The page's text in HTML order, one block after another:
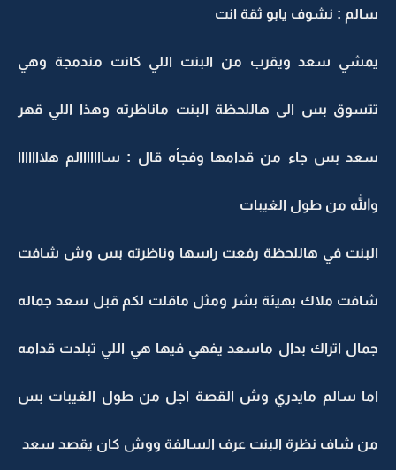
سالم : نشوف يابو ثقة انت
يمشي سعد ويقرب من البنت اللي كانت مندمجة وهي
تتسوق بس الى هاللحظة البنت ماناظرته وهذا اللي قهر
سعد بس جاء من قدامها وفجأه قال : سااااااالم هلااااااا
والله من طول الغيبات
البنت في هاللحظة رفعت راسها وناظرته بس وش شافت
شافت ملاك بهيئة بشر ومثل ماقلت لكم قبل سعد جماله
جمال اتراك بدال ماسعد يفهي فيها هي اللي تبلدت قدامه
اما سالم مايدري وش القصة اجل من طول الغيبات بس
من شاف نظرة البنت عرف السالفة ووش كان يقصد سعد